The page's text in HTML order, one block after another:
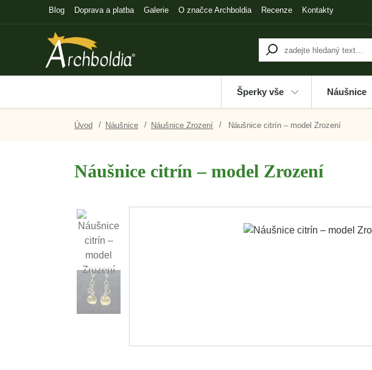
Blog Doprava a platba Galerie O značce Archboldia Recenze Kontakty
Šperky vše Náušnice
Úvod Náušnice Náušnice Zrození Náušnice citrín – model Zrození
Náušnice citrín – model Zrození